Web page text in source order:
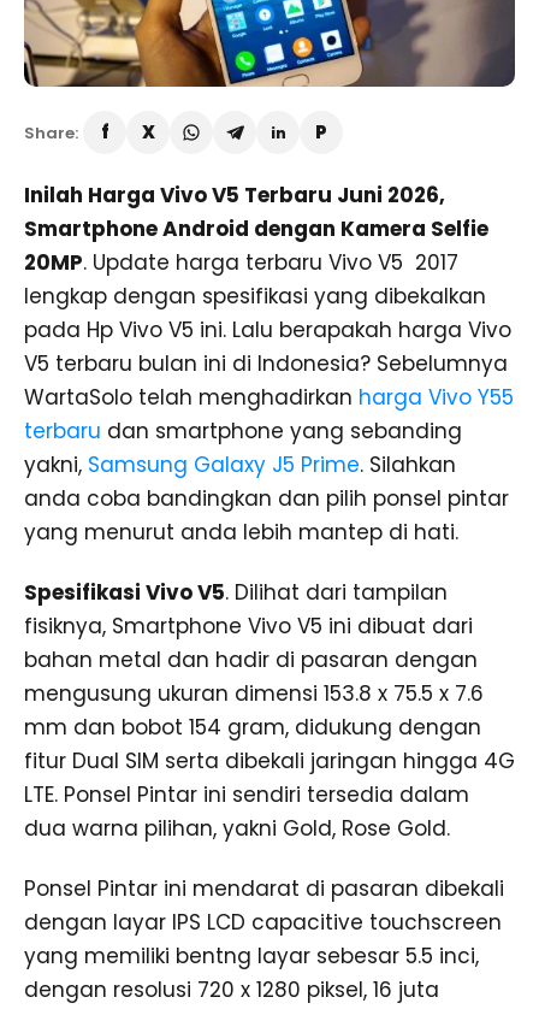
Share:
Inilah Harga Vivo V5 Terbaru Juni 2026,
Smartphone Android dengan Kamera Selfie
20MP. Update harga terbaru Vivo V5 2017
lengkap dengan spesifikasi yang dibekalkan
pada Hp Vivo V5 ini. Lalu berapakah harga Vivo
V5 terbaru bulan ini di Indonesia? Sebelumnya
WartaSolo telah menghadirkan harga Vivo Y55
terbaru dan smartphone yang sebanding
yakni, Samsung Galaxy J5 Prime. Silahkan
anda coba bandingkan dan pilih ponsel pintar
yang menurut anda lebih mantep di hati.
Spesifikasi Vivo V5. Dilihat dari tampilan
fisiknya, Smartphone Vivo V5 ini dibuat dari
bahan metal dan hadir di pasaran dengan
mengusung ukuran dimensi 153.8 x 75.5 x 7.6
mm dan bobot 154 gram, didukung dengan
fitur Dual SIM serta dibekali jaringan hingga 4G
LTE. Ponsel Pintar ini sendiri tersedia dalam
dua warna pilihan, yakni Gold, Rose Gold.
Ponsel Pintar ini mendarat di pasaran dibekali
dengan layar IPS LCD capacitive touchscreen
yang memiliki bentng layar sebesar 5.5 inci,
dengan resolusi 720 x 1280 piksel, 16 juta